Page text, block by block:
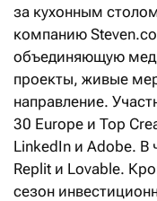
за кухонным
компанию
объединяющую
проекты, живые
направление.
30 Europe и Top
LinkedIn и Adobe. В
Replit и Lovable.
сезон